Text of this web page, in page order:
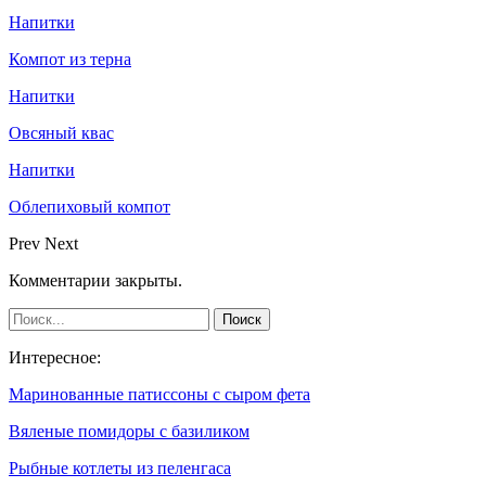
Напитки
Компот из терна
Напитки
Овсяный квас
Напитки
Облепиховый компот
Prev Next
Комментарии закрыты.
Интересное:
Маринованные патиссоны с сыром фета
Вяленые помидоры с базиликом
Рыбные котлеты из пеленгаса